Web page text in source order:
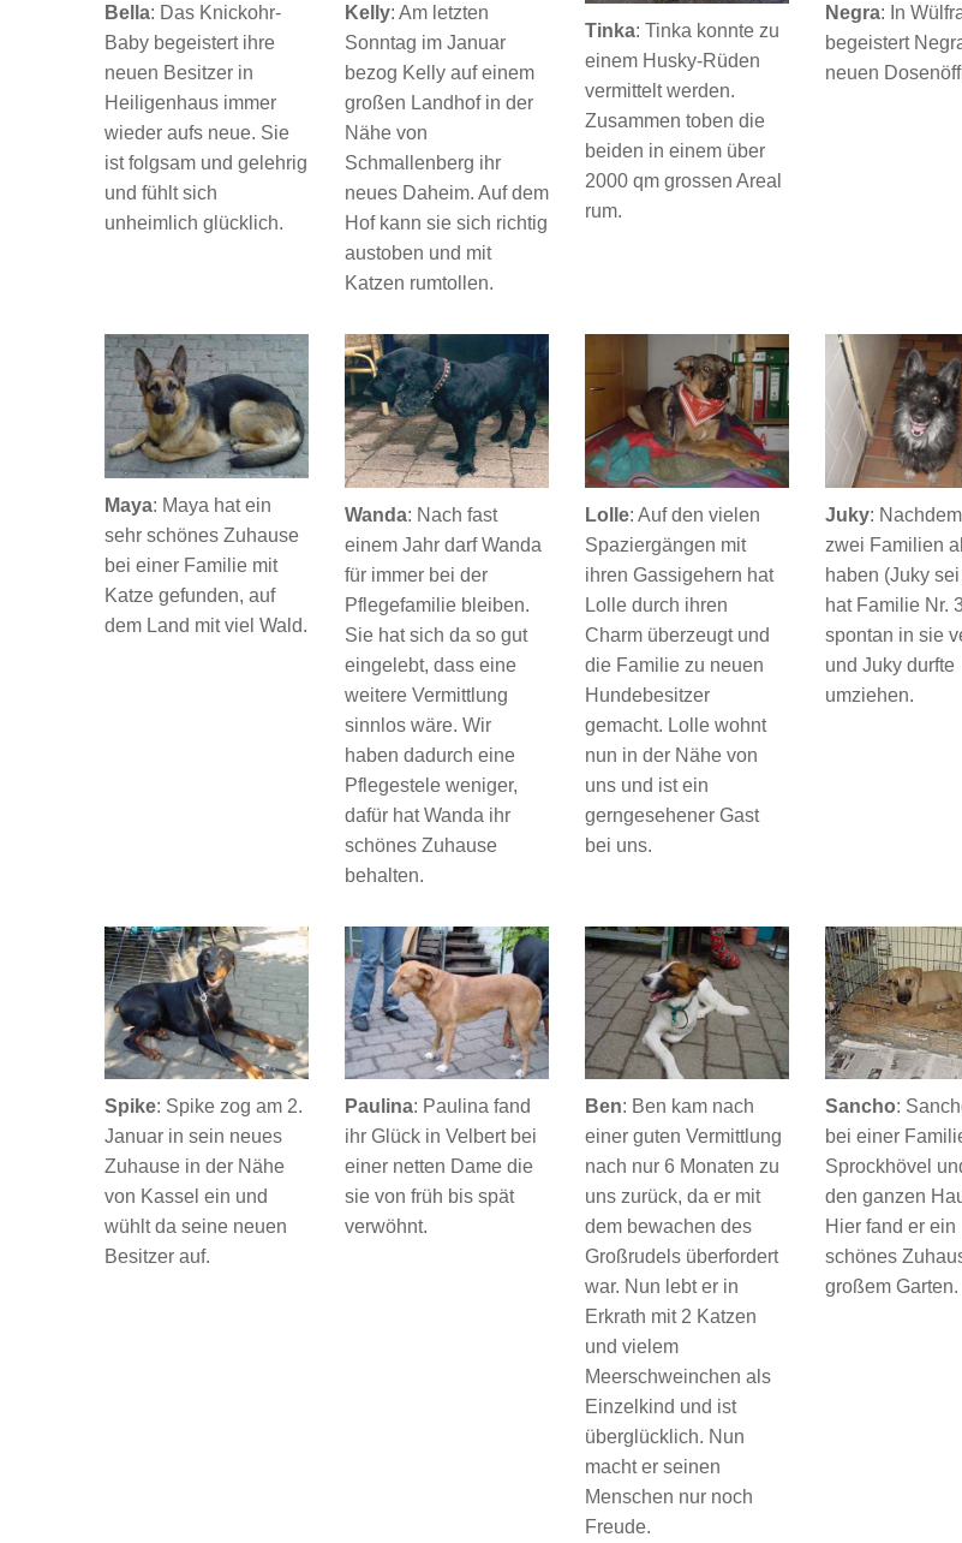
Bella: Das Knickohr-
Baby begeistert ihre
neuen Besitzer in
Heiligenhaus immer
wieder aufs neue. Sie
ist folgsam und gelehrig
und fühlt sich
unheimlich glücklich.
Kelly: Am letzten
Sonntag im Januar
bezog Kelly auf einem
großen Landhof in der
Nähe von
Schmallenberg ihr
neues Daheim. Auf dem
Hof kann sie sich richtig
austoben und mit
Katzen rumtollen.
Tinka: Tinka konnte zu
einem Husky-Rüden
vermittelt werden.
Zusammen toben die
beiden in einem über
2000 qm grossen Areal
rum.
Negra: In
begeistert
neuen
Maya: Maya hat ein
sehr schönes Zuhause
bei einer Familie mit
Katze gefunden, auf
dem Land mit viel Wald.
Wanda: Nach fast
einem Jahr darf Wanda
für immer bei der
Pflegefamilie bleiben.
Sie hat sich da so gut
eingelebt, dass eine
weitere Vermittlung
sinnlos wäre. Wir
haben dadurch eine
Pflegestele weniger,
dafür hat Wanda ihr
schönes Zuhause
behalten.
Lolle: Auf den vielen
Spaziergängen mit
ihren Gassigehern hat
Lolle durch ihren
Charm überzeugt und
die Familie zu neuen
Hundebesitzer
gemacht. Lolle wohnt
nun in der Nähe von
uns und ist ein
gerngesehener Gast
bei uns.
Juky:
zwei Familien
haben (Juky
hat Familie Nr.
spontan in sie
und Juky durfte
umziehen.
Spike: Spike zog am 2.
Januar in sein neues
Zuhause in der Nähe
von Kassel ein und
wühlt da seine neuen
Besitzer auf.
Paulina: Paulina fand
ihr Glück in Velbert bei
einer netten Dame die
sie von früh bis spät
verwöhnt.
Ben: Ben kam nach
einer guten Vermittlung
nach nur 6 Monaten zu
uns zurück, da er mit
dem bewachen des
Großrudels überfordert
war. Nun lebt er in
Erkrath mit 2 Katzen
und vielem
Meerschweinchen als
Einzelkind und ist
überglücklich. Nun
macht er seinen
Menschen nur noch
Freude.
Sancho:
bei einer
Sprockhövel
den ganzen
Hier fand er ein
schönes
großem Garten.